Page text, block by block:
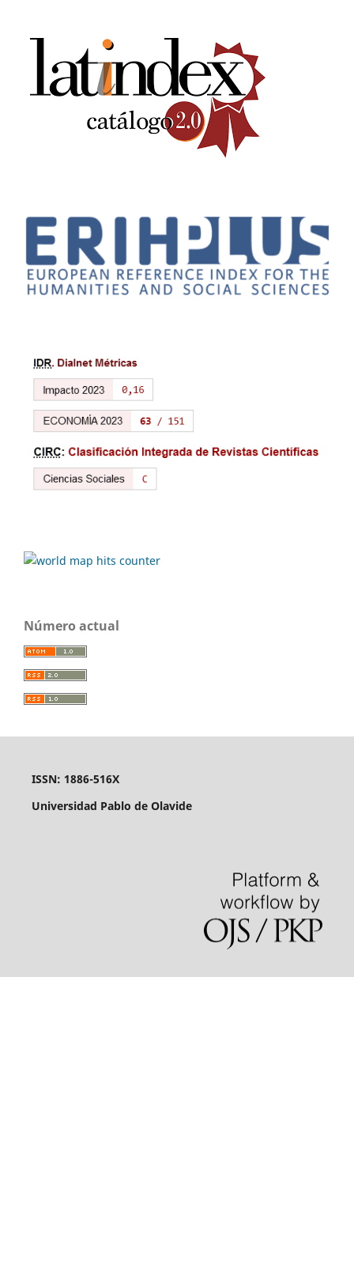
Número actual
ISSN: 1886-516X
Universidad Pablo de Olavide